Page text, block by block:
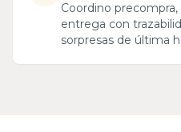
Coordino
entrega con
sorpresas de última